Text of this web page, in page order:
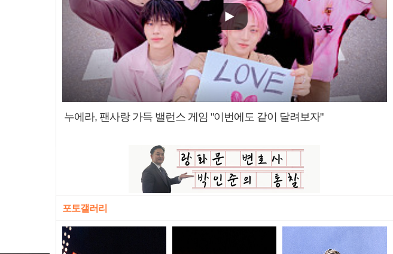
누에라, 팬사랑 가득 밸런스 게임 "이번에도 같이 달려보자"
포토갤러리